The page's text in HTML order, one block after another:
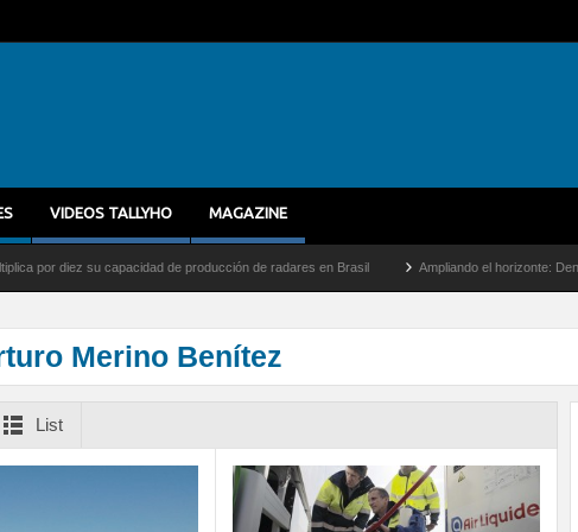
VIDEOS TALLYHO MAGAZINE
capacidad de producción de radares en Brasil Ampliando el horizonte: Dentro del vuelo de
Merino Benítez
List